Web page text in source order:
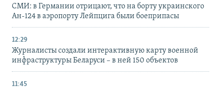
СМИ: в Германии отрицают, что на борту украинского
Ан-124 в аэропорту Лейпцига были боеприпасы
12:29
Журналисты создали интерактивную карту военной
инфраструктуры Беларуси – в ней 150 объектов
11:45